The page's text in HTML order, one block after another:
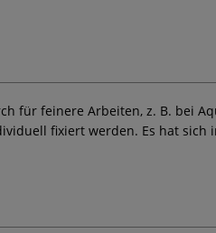
feinere Arbeiten, z. B. bei
fixiert werden. Es hat